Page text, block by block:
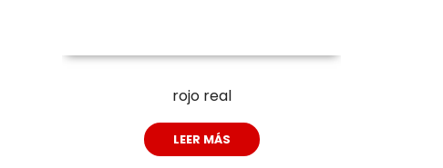
rojo real
LEER MÁS